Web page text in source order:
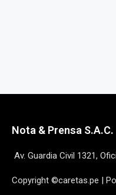
Nota & Prensa S.A.C.
Av. Guardia Civil 1321,
Copyright ©caretas.pe |